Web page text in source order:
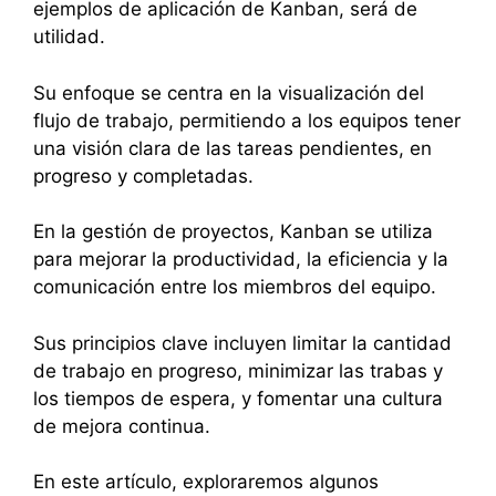
ejemplos de aplicación de Kanban, será de
utilidad.
Su enfoque se centra en la visualización del
flujo de trabajo, permitiendo a los equipos tener
una visión clara de las tareas pendientes, en
progreso y completadas.
En la gestión de proyectos, Kanban se utiliza
para mejorar la productividad, la eficiencia y la
comunicación entre los miembros del equipo.
Sus principios clave incluyen limitar la cantidad
de trabajo en progreso, minimizar las trabas y
los tiempos de espera, y fomentar una cultura
de mejora continua.
En este artículo, exploraremos algunos